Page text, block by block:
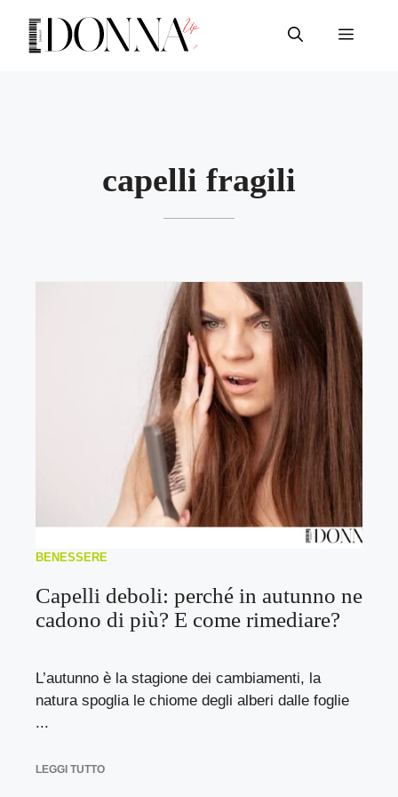
contenuto
Menu
capelli fragili
BENESSERE
Capelli deboli: perché in autunno ne
cadono di più? E come rimediare?
L’autunno è la stagione dei cambiamenti, la
natura spoglia le chiome degli alberi dalle foglie
...
LEGGI TUTTO